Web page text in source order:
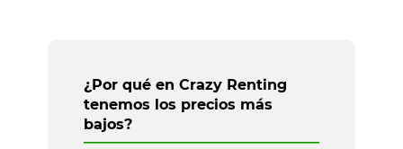
¿Por qué en Crazy Renting
tenemos los precios más
bajos?